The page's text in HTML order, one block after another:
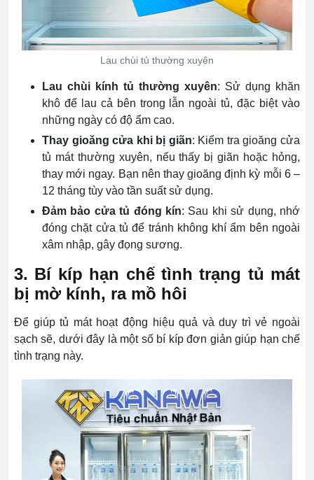
Lau chùi tủ thường xuyên
Lau chùi kính tủ thường xuyên: Sử dụng khăn
khô để lau cả bên trong lẫn ngoài tủ, đặc biệt vào
những ngày có độ ẩm cao.
Thay gioăng cửa khi bị giãn: Kiểm tra gioăng cửa
tủ mát thường xuyên, nếu thấy bị giãn hoặc hỏng,
thay mới ngay. Bạn nên thay gioăng định kỳ mỗi 6 –
12 tháng tùy vào tần suất sử dụng.
Đảm bảo cửa tủ đóng kín: Sau khi sử dụng, nhớ
đóng chặt cửa tủ để tránh không khí ẩm bên ngoài
xâm nhập, gây đọng sương.
3. Bí kíp hạn chế tình trạng tủ mát
bị mờ kính, ra mồ hôi
Để giúp tủ mát hoạt động hiệu quả và duy trì vẻ ngoài
sạch sẽ, dưới đây là một số bí kíp đơn giản giúp hạn chế
tình trạng này.